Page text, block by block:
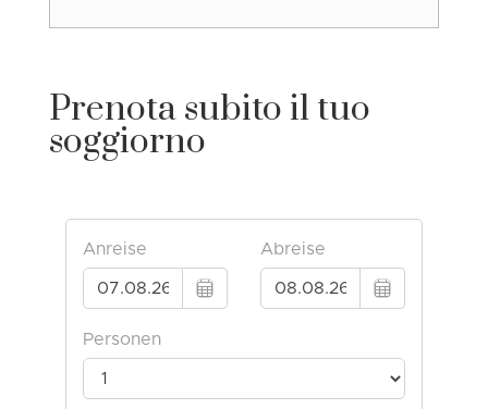
Prenota subito il tuo
soggiorno